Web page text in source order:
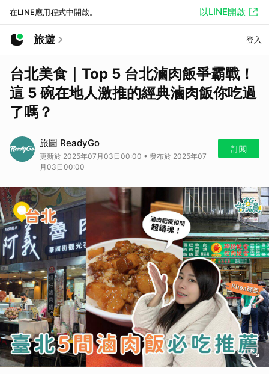
在LINE應用程式中開啟。 以LINE開啟
旅遊 登入
台北美食｜Top 5 台北滷肉飯爭霸戰！
這 5 碗在地人激推的經典滷肉飯你吃過
了嗎？
旅圖 ReadyGo
更新於 2025年07月03日00:00 • 發布於 2025年07
月03日00:00
訂閱